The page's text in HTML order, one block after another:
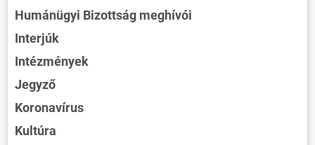
Humánügyi Bizottság meghívói
Interjúk
Intézmények
Jegyző
Koronavírus
Kultúra